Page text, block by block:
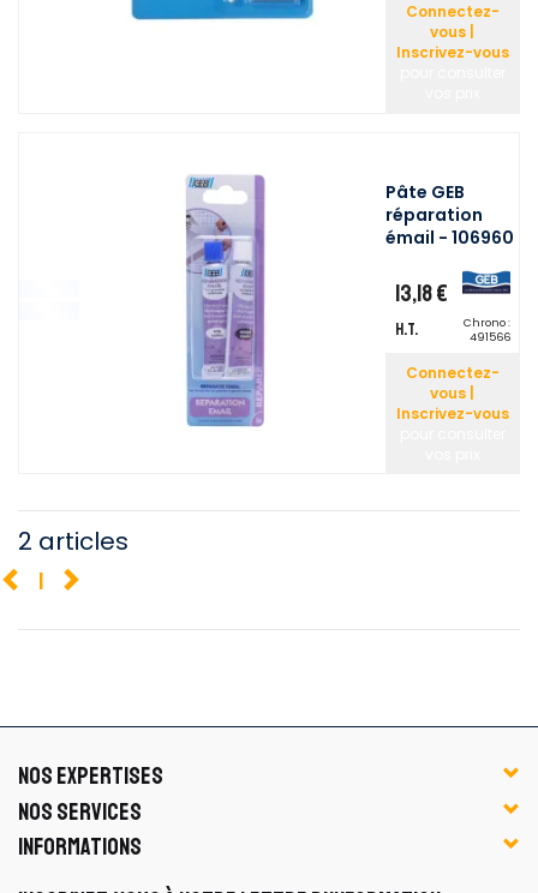
Connectez-
vous |
Inscrivez-vous
Pâte GEB
réparation
émail - 106960
13,18 €
H.T.
Chrono :
491566
Connectez-
vous |
Inscrivez-vous
2 articles
1
NOS EXPERTISES
NOS SERVICES
INFORMATIONS